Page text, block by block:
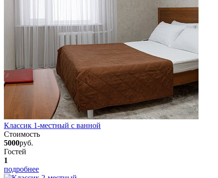
Классик 1-местный с ванной
Стоимость
5000руб.
Гостей
1
подробнее